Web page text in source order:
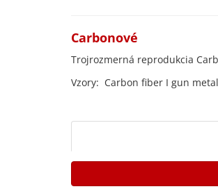
Trojrozmerná reprodukcia
Vzory: Carbon fiber I gun